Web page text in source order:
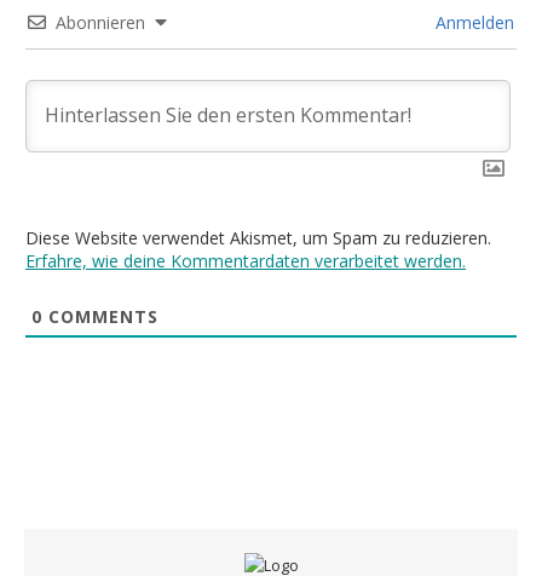
Abonnieren Anmelden
Diese Website verwendet Akismet, um Spam zu reduzieren.
Erfahre, wie deine Kommentardaten verarbeitet werden.
0 COMMENTS